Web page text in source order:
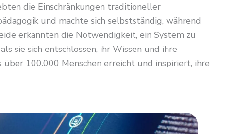
die Einschränkungen traditioneller
und machte sich selbstständig, während
erkannten die Notwendigkeit, ein System zu
sie sich entschlossen, ihr Wissen und ihre
100.000 Menschen erreicht und inspiriert, ihre